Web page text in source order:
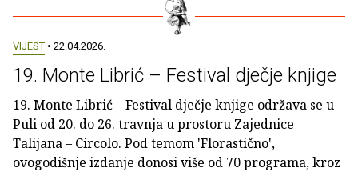
VIJEST • 22.04.2026.
19. Monte Librić – Festival dječje knjige
19. Monte Librić – Festival dječje knjige održava se u
Puli od 20. do 26. travnja u prostoru Zajednice
Talijana – Circolo. Pod temom 'Florastično',
ovogodišnje izdanje donosi više od 70 programa, kroz